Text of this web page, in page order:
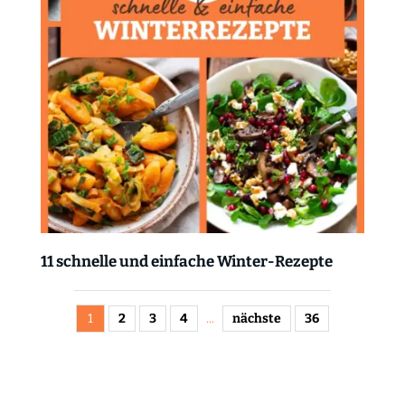
11 schnelle und einfache Winter-Rezepte
1 2 3 4 ... nächste 36